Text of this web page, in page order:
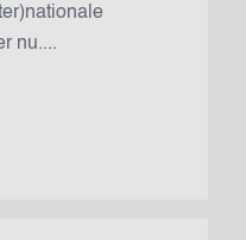
nu....